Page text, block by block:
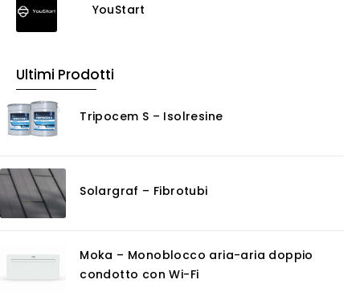
YouStart
Ultimi Prodotti
Tripocem S – Isolresine
Solargraf – Fibrotubi
Moka – Monoblocco aria-aria doppio
condotto con Wi-Fi